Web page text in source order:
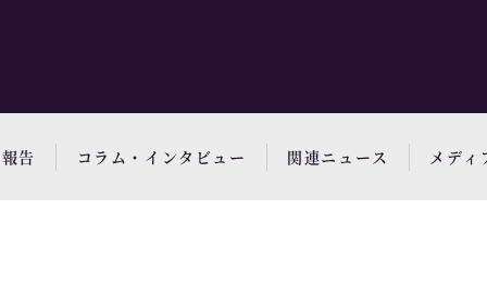
告 コラム・インタビュー 関連ニュース メディ